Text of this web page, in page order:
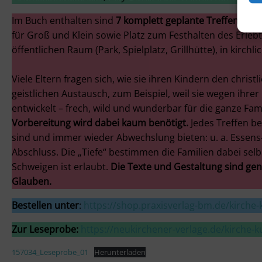
Im Buch enthalten sind 7 komplett geplante Treffen mit
für Groß und Klein sowie Platz zum Festhalten des
öffentlichen Raum (Park, Spielplatz, Grillhütte), in
Viele Eltern fragen sich, wie sie ihren Kindern den
geistlichen Austausch, zum Beispiel, weil sie wegen
entwickelt – frech, wild und wunderbar für die ganze
Vorbereitung wird dabei kaum benötigt. Jedes Treffen
sind und immer wieder Abwechslung bieten: u. a.
Abschluss. Die „Tiefe“ bestimmen die Familien dabei
Schweigen ist erlaubt. Die Texte und Gestaltung sind
Glauben.
Bestellen unter:
Zur Leseprobe:
157034_Leseprobe_01 Herunterladen